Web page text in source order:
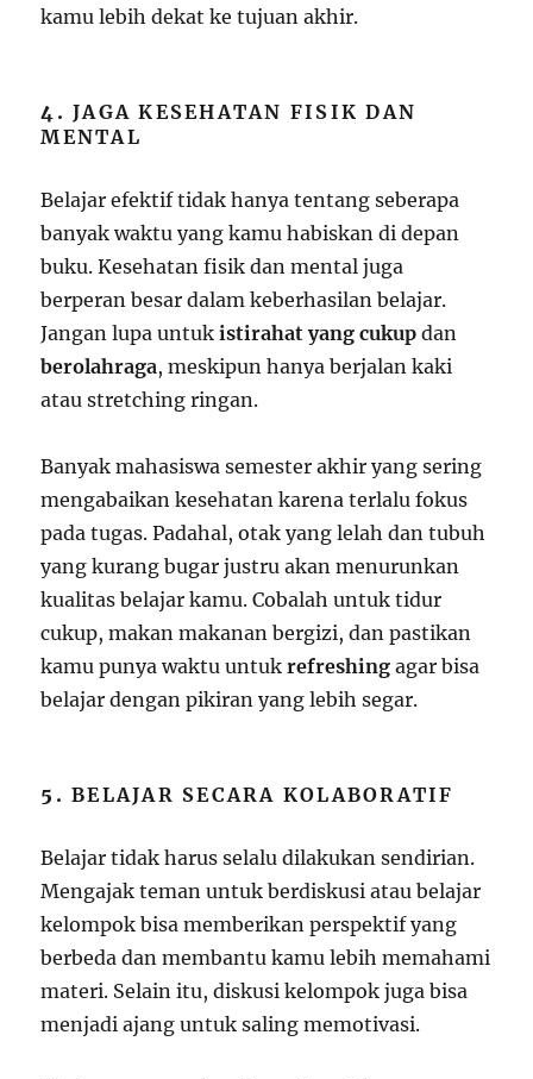
kamu lebih dekat ke tujuan akhir.
4.JAGA KESEHATAN FISIK DAN
MENTAL
Belajar efektif tidak hanya tentang seberapa
banyak waktu yang kamu habiskan di depan
buku. Kesehatan fisik dan mental juga
berperan besar dalam keberhasilan belajar.
Jangan lupa untukistirahat yang cukup dan
berolahraga, meskipun hanya berjalan kaki
atau stretching ringan.
Banyak mahasiswa semester akhir yang sering
mengabaikan kesehatan karena terlalu fokus
pada tugas. Padahal, otak yang lelah dan tubuh
yang kurang bugar justru akan menurunkan
kualitas belajar kamu. Cobalah untuk tidur
cukup, makan makanan bergizi, dan pastikan
kamu punya waktu untukrefreshing agar bisa
belajar dengan pikiran yang lebih segar.
5.BELAJAR SECARA KOLABORATIF
Belajar tidak harus selalu dilakukan sendirian.
Mengajak teman untuk berdiskusi atau belajar
kelompok bisa memberikan perspektif yang
berbeda dan membantu kamu lebih memahami
materi. Selain itu, diskusi kelompok juga bisa
menjadi ajang untuk saling memotivasi.